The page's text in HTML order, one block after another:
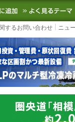
流ニュースをお
お気に入りに追
するお問い合わせ ニュ